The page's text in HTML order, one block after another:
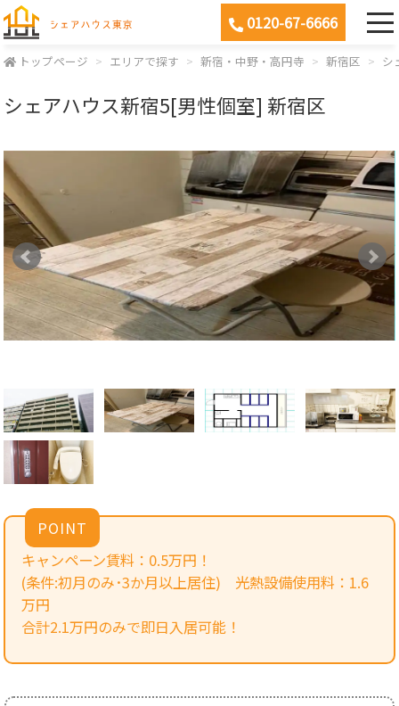
0120-67-6666
トップページ エリアで探す 新宿・中野・高円寺 新宿区 シ
シェアハウス新宿5[男性個室] 新宿区
POINT
キャンペーン賃料：0.5万円！
(条件:初月のみ･3か月以上居住) 光熱設備使用料：1.6
万円
合計2.1万円のみで即日入居可能！